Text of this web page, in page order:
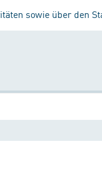
sowie über den